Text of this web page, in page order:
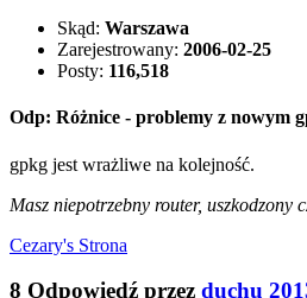
Skąd: Warszawa
Zarejestrowany: 2006-02-25
Posty: 116,518
Odp: Różnice - problemy z nowym
gpkg jest wrażliwe na kolejność.
Masz niepotrzebny router, uszkodzony
Cezary's Strona
8 Odpowiedź przez duchu